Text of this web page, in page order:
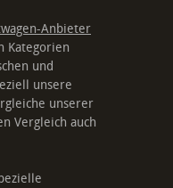
Anbieter
Kategorien
und
unsere
unserer
Vergleich auch